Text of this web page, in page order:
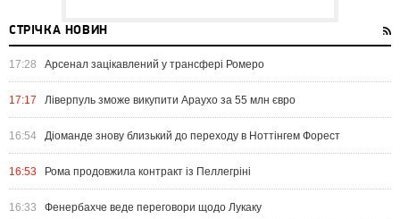
СТРІЧКА НОВИН
17:28 Арсенал зацікавлений у трансфері Ромеро
17:17 Ліверпуль зможе викупити Араухо за 55 млн євро
16:54 Діоманде знову близький до переходу в Ноттінгем Форест
16:53 Рома продовжила контракт із Пеллегріні
16:33 Фенербахче веде переговори щодо Лукаку